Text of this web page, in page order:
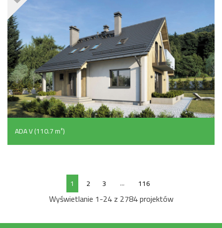
ADA V (110.7 m²)
1 2 3 ... 116
Wyświetlanie 1-24 z 2784 projektów